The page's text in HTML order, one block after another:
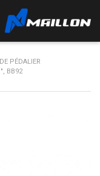
PÉDALIER
BB92